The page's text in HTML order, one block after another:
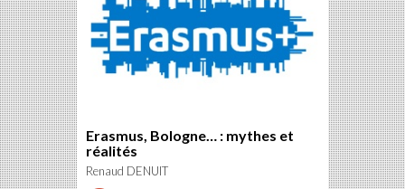
Erasmus, Bologne… : mythes et
réalités
Renaud DENUIT